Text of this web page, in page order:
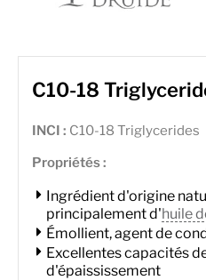
C10-18
INCI : C10-18 Triglycerides
Propriétés :
Ingrédient d'origine
principalement d'huile
Émollient, agent de
Excellentes capacités
d'épaississement